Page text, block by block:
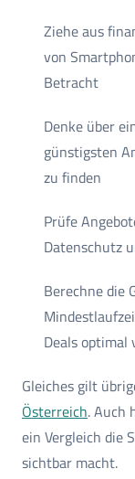
Ziehe aus
von
Betracht
Denke über
günstigsten
zu finden
Prüfe
Datenschutz
Berechne die
Deals optimal
Gleiches gilt
Österreich. Auch
ein Vergleich die
sichtbar macht.